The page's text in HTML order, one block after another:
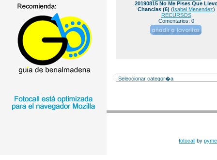
20190815 No Me Pises Que
Chanclas (6) (Isabel Menendez)
RECURSOS
Comentarios: 0
fotocall by